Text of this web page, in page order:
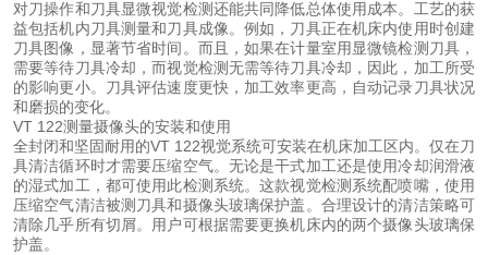
对刀操作和刀具显微视觉检测还能共同降低总体使用成本。工艺的获
益包括机内刀具测量和刀具成像。例如，刀具正在机床内使用时创建
刀具图像，显著节省时间。而且，如果在计量室用显微镜检测刀具，
需要等待刀具冷却，而视觉检测无需等待刀具冷却，因此，加工所受
的影响更小。刀具评估速度更快，加工效率更高，自动记录刀具状况
和磨损的变化。
VT 122测量摄像头的安装和使用
全封闭和坚固耐用的VT 122视觉系统可安装在机床加工区内。仅在刀
具清洁循环时才需要压缩空气。无论是干式加工还是使用冷却润滑液
的湿式加工，都可使用此检测系统。这款视觉检测系统配喷嘴，使用
压缩空气清洁被测刀具和摄像头玻璃保护盖。合理设计的清洁策略可
清除几乎所有切屑。用户可根据需要更换机床内的两个摄像头玻璃保
护盖。